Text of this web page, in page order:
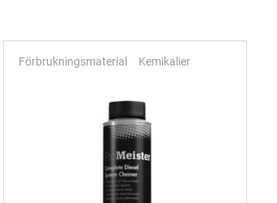
Förbrukningsmaterial Kemikalier